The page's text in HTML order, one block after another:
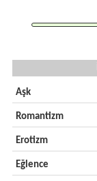
Aşk
Romantizm
Erotizm
Eğlence